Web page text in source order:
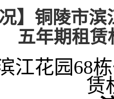
况】铜陵市
五年期租
江花园68
赁